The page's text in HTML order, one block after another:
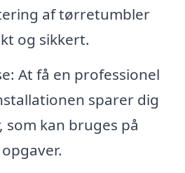
af tørretumbler
og sikkert.
At få en professionel
sparer dig
kan bruges på